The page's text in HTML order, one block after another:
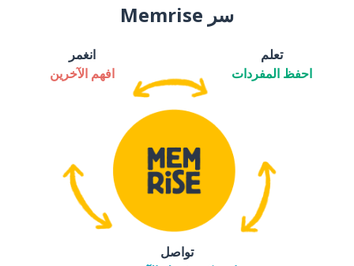
سر Memrise
تعلم
احفظ المفردات
انغمر
افهم الآخرين
تواصل